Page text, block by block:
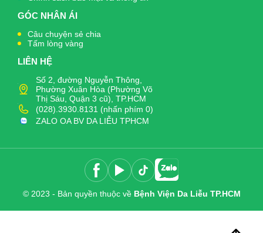
GÓC NHÂN ÁI
Câu chuyện sẻ chia
Tấm lòng vàng
LIÊN HỆ
Số 2, đường Nguyễn Thông,
Phường Xuân Hòa (Phường Võ
Thị Sáu, Quận 3 cũ), TP.HCM
(028).3930.8131 (nhấn phím 0)
ZALO OA BV DA LIỄU TPHCM
© 2023 - Bản quyền thuộc về Bệnh Viện Da Liễu TP.HCM